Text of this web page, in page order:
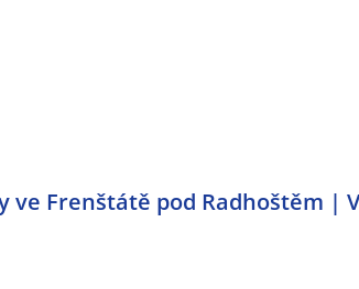
Frenštátě pod Radhoštěm |